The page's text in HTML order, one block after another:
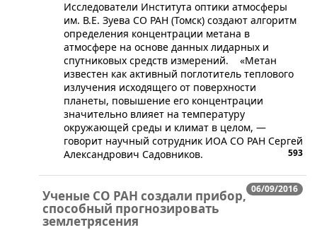
​Исследователи Института оптики атмосферы
им. В.Е. Зуева СО РАН (Томск) создают алгоритм
определения концентрации метана в
атмосфере на основе данных лидарных и
спутниковых средств измерений. «Метан
известен как активный поглотитель теплового
излучения исходящего от поверхности
планеты, повышение его концентрации
значительно влияет на температуру
окружающей среды и климат в целом, —
говорит научный сотрудник ИОА СО РАН Сергей
Александрович Садовников.
593
06/09/2016
Ученые СО РАН создали прибор,
способный прогнозировать
землетрясения